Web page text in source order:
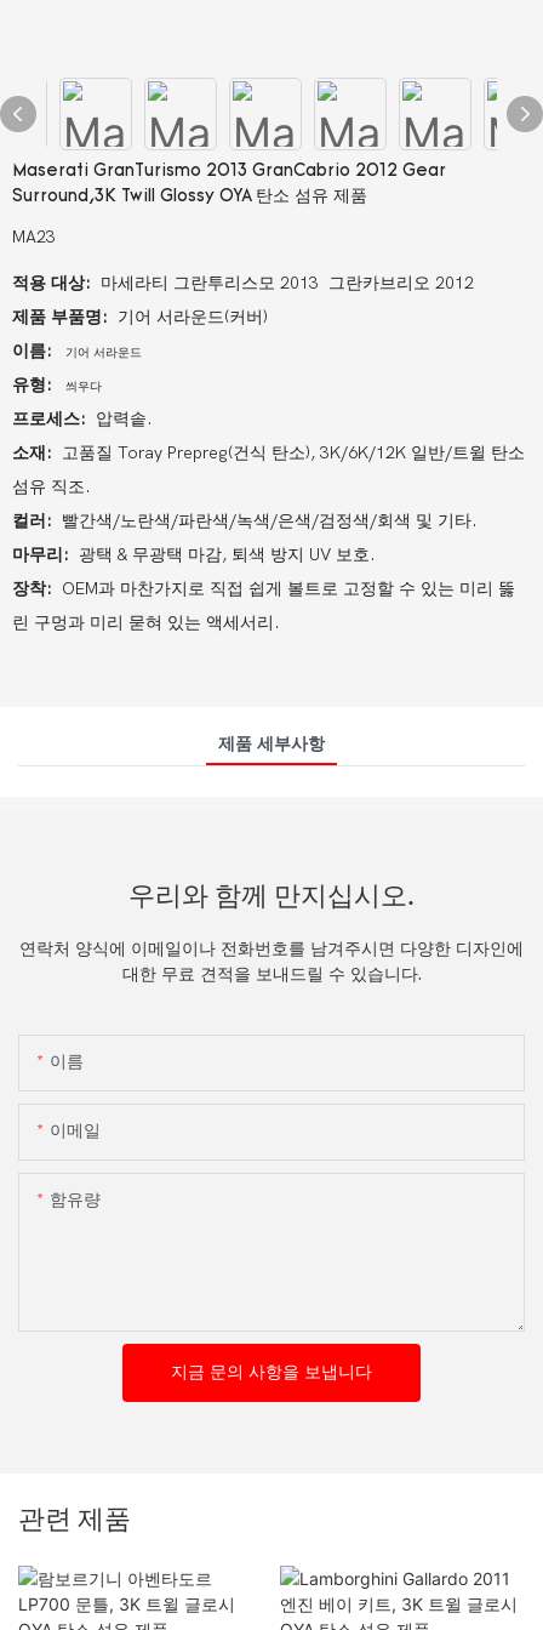
Maserati GranTurismo 2013 GranCabrio 2012 Gear
Surround,3K Twill Glossy OYA 탄소 섬유 제품
MA23
적용 대상: 마세라티 그란투리스모 2013 그란카브리오 2012
제품 부품명: 기어 서라운드(커버)
이름:
기어 서라운드
유형: 씌우다
프로세스: 압력솥.
소재: 고품질 Toray Prepreg(건식 탄소), 3K/6K/12K 일반/트윌 탄소
섬유 직조.
컬러: 빨간색/노란색/파란색/녹색/은색/검정색/회색 및 기타.
마무리: 광택 & 무광택 마감, 퇴색 방지 UV 보호.
장착: OEM과 마찬가지로 직접 쉽게 볼트로 고정할 수 있는 미리 뚫
린 구멍과 미리 묻혀 있는 액세서리.
제품 세부사항
우리와 함께 만지십시오.
연락처 양식에 이메일이나 전화번호를 남겨주시면 다양한 디자인에
대한 무료 견적을 보내드릴 수 있습니다.
이름
이메일
함유량
지금 문의 사항을 보냅니다
관련 제품